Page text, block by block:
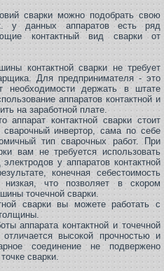
сварки можно подобрать свою
у данных аппаратов есть ряд
контактный вид сварки от
контактной сварки не требует
Для предпринимателя - это
держать в штате
аппаратов контактной и
на заработной плате.
аппарат контактной сварки стоит
инвертор, сама по себе
тип сварочных работ. При
вам не требуется использовать
у аппаратов контактной
конечная себестоимость
низкая, что позволяет в скором
точечной сварки.
сварки вы можете работать с
аппарата контактной и точечной
высокой прочностью и
соединение не подвержено
сварки.